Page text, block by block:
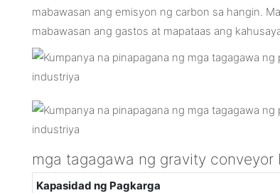
mabawasan ang emisyon ng carbon sa hangin.
mabawasan ang gastos at mapataas ang
mga tagagawa ng gravity conveyor
Kapasidad ng Pagkarga